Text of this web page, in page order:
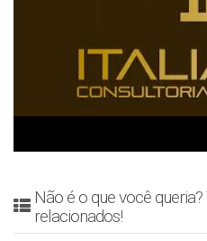
Não é o que você
relacionados!